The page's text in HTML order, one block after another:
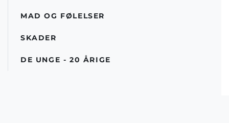
MAD OG FØLELSER
SKADER
DE UNGE - 20 ÅRIGE